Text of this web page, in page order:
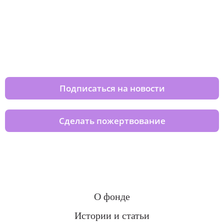
Подписаться на новости
Сделать пожертвование
О фонде
Истории и статьи